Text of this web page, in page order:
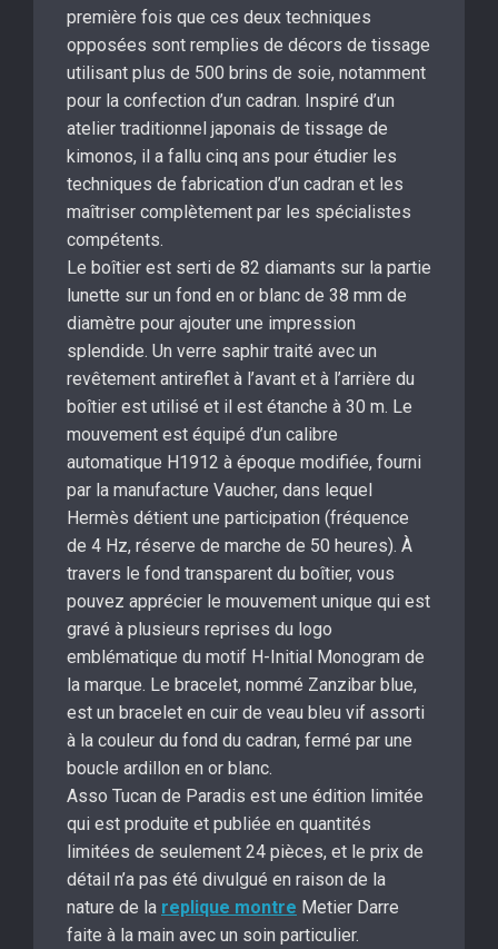
première fois que ces deux techniques
opposées sont remplies de décors de tissage
utilisant plus de 500 brins de soie, notamment
pour la confection d’un cadran. Inspiré d’un
atelier traditionnel japonais de tissage de
kimonos, il a fallu cinq ans pour étudier les
techniques de fabrication d’un cadran et les
maîtriser complètement par les spécialistes
compétents.
Le boîtier est serti de 82 diamants sur la partie
lunette sur un fond en or blanc de 38 mm de
diamètre pour ajouter une impression
splendide. Un verre saphir traité avec un
revêtement antireflet à l’avant et à l’arrière du
boîtier est utilisé et il est étanche à 30 m. Le
mouvement est équipé d’un calibre
automatique H1912 à époque modifiée, fourni
par la manufacture Vaucher, dans lequel
Hermès détient une participation (fréquence
de 4 Hz, réserve de marche de 50 heures). À
travers le fond transparent du boîtier, vous
pouvez apprécier le mouvement unique qui est
gravé à plusieurs reprises du logo
emblématique du motif H-Initial Monogram de
la marque. Le bracelet, nommé Zanzibar blue,
est un bracelet en cuir de veau bleu vif assorti
à la couleur du fond du cadran, fermé par une
boucle ardillon en or blanc.
Asso Tucan de Paradis est une édition limitée
qui est produite et publiée en quantités
limitées de seulement 24 pièces, et le prix de
détail n’a pas été divulgué en raison de la
nature de la replique montre Metier Darre
faite à la main avec un soin particulier.